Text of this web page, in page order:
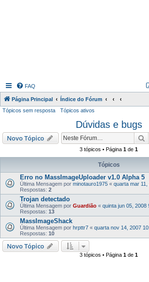
FAQ
Página Principal Índice do Fórum
Tópicos sem resposta Tópicos ativos
Dúvidas e bugs
Novo Tópico
3 tópicos • Página 1 de 1
Tópicos
Erro no MassImageUploader v1.0 Alpha 5
Última Mensagem por minotauro1975 « quarta mar 11,
Respostas: 2
Trojan detectado
Última Mensagem por Guardião « quinta jun 05, 2008
Respostas: 13
MassImageShack
Última Mensagem por hrpttr7 « quarta nov 14, 2007
Respostas: 10
Novo Tópico
3 tópicos • Página 1 de 1